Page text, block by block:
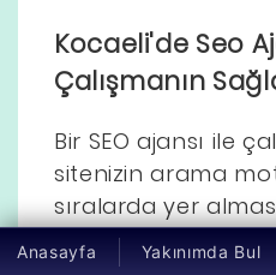
Kocaeli'de Seo
Çalışmanın
Bir SEO ajansı ile
sitenizin arama
sıralarda yer
ziyaretçi çekmesini
Anasayfa Yakınımda Bul